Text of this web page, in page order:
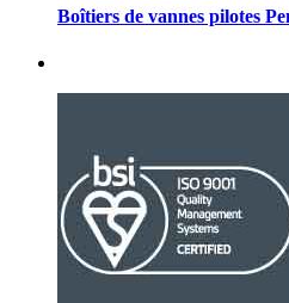
Boîtiers de vannes pilotes